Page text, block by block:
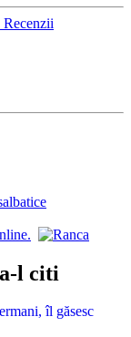
l citi